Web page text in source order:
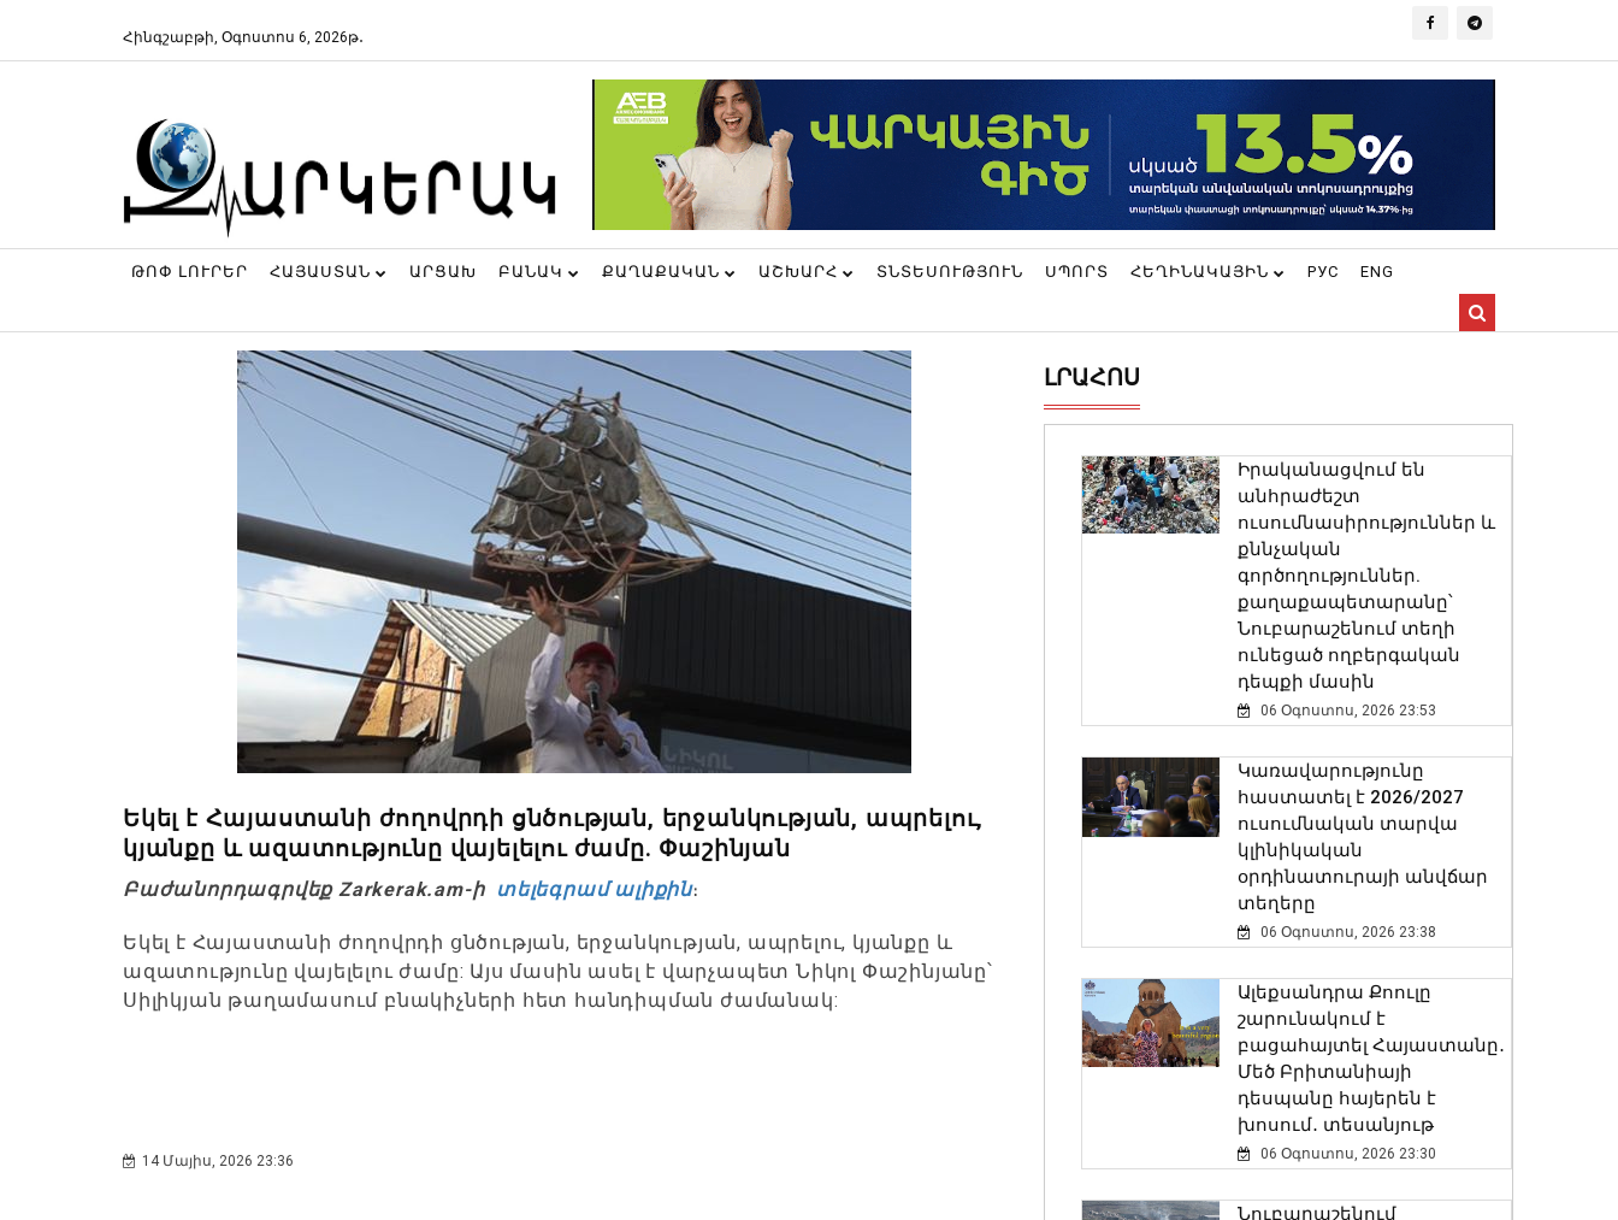
Հինգշաբթի, Օգոստոս 6, 2026թ․
ԹՈՓ ԼՈՒՐԵՐ ՀԱՅԱՍՏԱՆ ԱՐՑԱԽ ԲԱՆԱԿ ՔԱՂԱՔԱԿԱՆ ԱՇԽԱՐՀ ՏՆՏԵՍՈՒԹՅՈՒՆ ՍՊՈՐՏ ՀԵՂԻՆԱԿԱՅԻՆ РУС ENG
Եկել է Հայաստանի ժողովրդի ցնծության, երջանկության, ապրելու,
կյանքը և ազատությունը վայելելու ժամը. Փաշինյան
Բաժանորդագրվեք Zarkerak.am-ի տելեգրամ ալիքին։
Եկել է Հայաստանի ժողովրդի ցնծության, երջանկության, ապրելու, կյանքը և
ազատությունը վայելելու ժամը: Այս մասին ասել է վարչապետ Նիկոլ Փաշինյանը՝
Սիլիկյան թաղամասում բնակիչների հետ հանդիպման ժամանակ:
14 Մայիս, 2026 23:36
ԼՐԱՀՈՍ
Իրականացվում են
անհրաժեշտ
ուսումնասիրություններ և
քննչական
գործողություններ.
քաղաքապետարանը՝
Նուբարաշենում տեղի
ունեցած ողբերգական
դեպքի մասին
06 Օգոստոս, 2026 23:53
Կառավարությունը
հաստատել է 2026/2027
ուսումնական տարվա
կլինիկական
օրդինատուրայի անվճար
տեղերը
06 Օգոստոս, 2026 23:38
Ալեքսանդրա Քոուլը
շարունակում է
բացահայտել Հայաստանը․
Մեծ Բրիտանիայի
դեսպանը հայերեն է
խոսում․ տեսանյութ
06 Օգոստոս, 2026 23:30
Նուբարաշենում